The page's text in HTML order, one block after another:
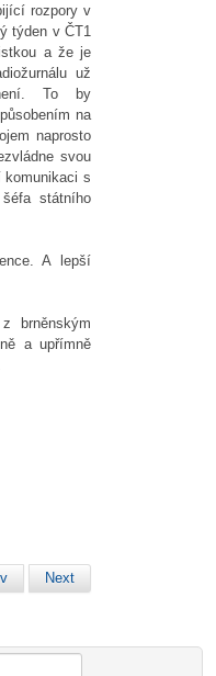
rozpory v
týden v ČT1
a že je
už
To by
na
naprosto
svou
komunikaci s
státního
A lepší
brněnským
a upřímně
Next